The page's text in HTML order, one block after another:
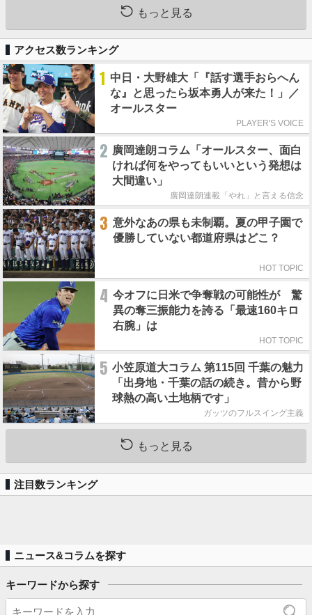
もっと見る
アクセス数ランキング
1 中日・大野雄大「『話す選手おらへん
な』と思ったら坂本勇人が来た！」／
オールスター
PLAYER'S VOICE
2 廣岡達朗コラム「オールスター、面白
ければ何をやってもいいという発想は
大間違い」
廣岡達朗連載「やれ」と言える信念
3 意外なあの県も未制覇。夏の甲子園で
優勝していない都道府県はどこ？
HOT TOPIC
4 今オフに日米で争奪戦の可能性が 驚
異の奪三振能力を誇る「最速160キロ
右腕」は
HOT TOPIC
5 小笠原道大コラム 第115回 千葉の魅力
「出身地・千葉の話の続き。昔から野
球熱の高い土地柄です」
ガッツのフルスイング主義
もっと見る
注目数ランキング
ニュース&コラムを探す
キーワードから探す